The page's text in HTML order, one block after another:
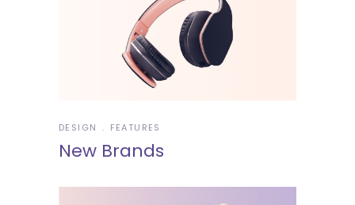
DESIGN FEATURES
New Brands